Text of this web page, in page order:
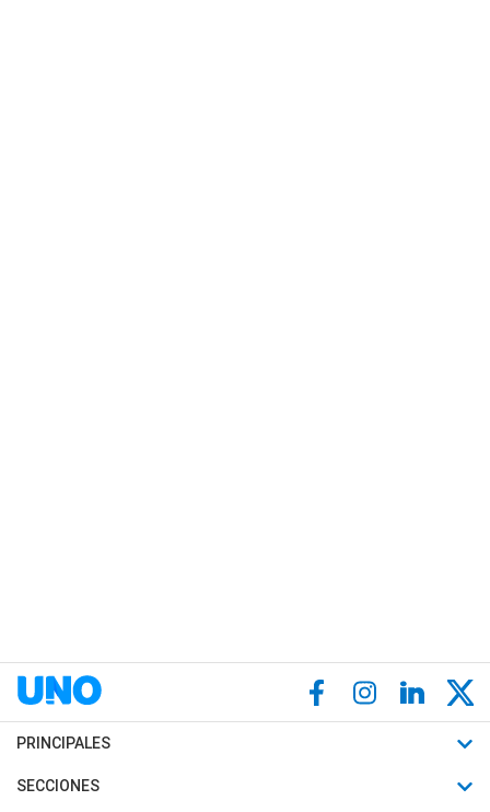
PRINCIPALES
Últimas Noticias
SECCIONES